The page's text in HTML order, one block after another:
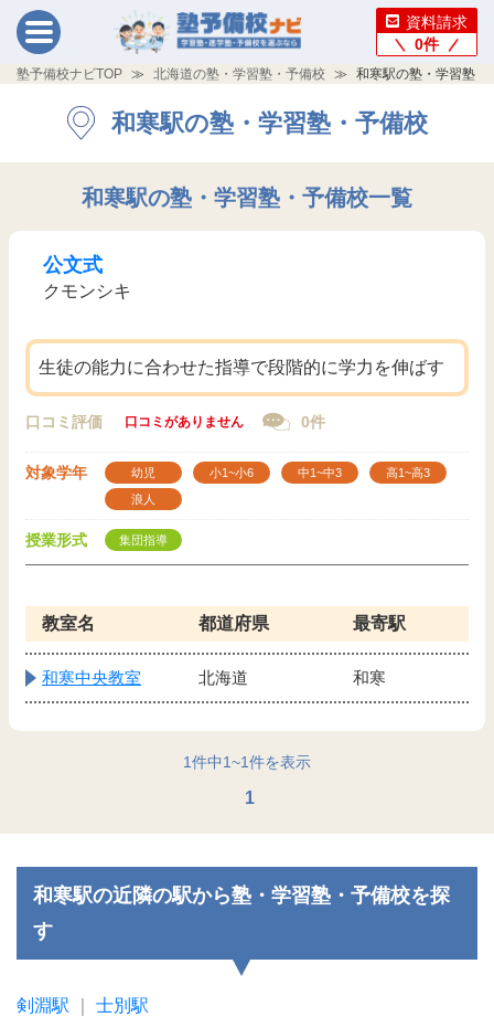
資料請求
0件
塾予備校ナビTOP 北海道の塾・学習塾・予備校 和寒駅の塾・学習塾・
和寒駅の塾・学習塾・予備校
和寒駅の塾・学習塾・予備校一覧
公文式
クモンシキ
生徒の能力に合わせた指導で段階的に学力を伸ばす
口コミ評価 口コミがありません 0件
対象学年 幼児 小1~小6 中1~中3
高1~高3
浪人
授業形式 集団指導
教室名 都道府県 最寄駅
和寒中央教室 北海道 和寒
1件中1~1件を表示
1
和寒駅の近隣の駅から塾・学習塾・予備校を探
す
剣淵駅 士別駅